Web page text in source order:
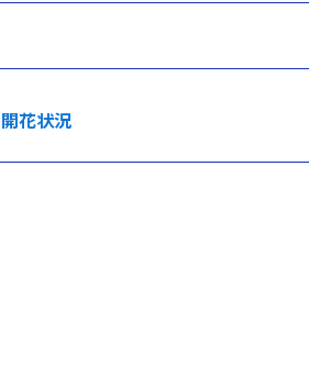
花状況